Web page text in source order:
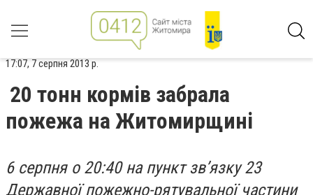
17:07, 7 серпня 2013 р.
20 тонн кормів забрала
пожежа на Житомирщині
6 серпня о 20:40 на пункт зв’язку 23
Державної пожежно-рятувальної частини